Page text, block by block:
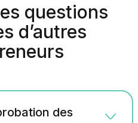
questions
d’autres
des